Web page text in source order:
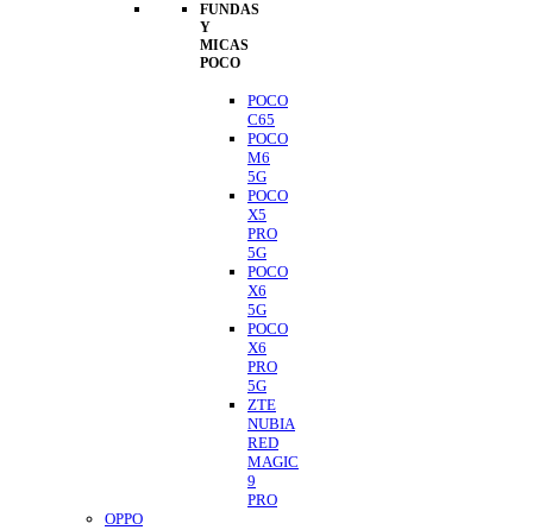
FUNDAS
Y
MICAS
POCO
POCO
C65
POCO
M6
5G
POCO
X5
PRO
5G
POCO
X6
5G
POCO
X6
PRO
5G
ZTE
NUBIA
RED
MAGIC
9
PRO
OPPO